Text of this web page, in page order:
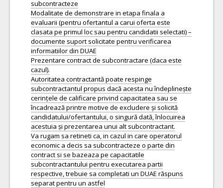
subcontracteze
Modalitate de demonstrare in etapa finala a
evaluarii (pentru ofertantul a carui oferta este
clasata pe primul loc sau pentru candidatii selectati) –
documente suport solicitate pentru verificarea
informatiilor din DUAE
Prezentare contract de subcontractare (daca este
cazul).
Autoritatea contractantă poate respinge
subcontractantul propus dacă acesta nu îndeplinește
cerințele de calificare privind capacitatea sau se
încadrează printre motive de excludere și solicită
candidatului/ofertantului, o singură dată, înlocuirea
acestuia și prezentarea unui alt subcontractant.
Va rugam sa retineti ca, in cazul in care operatorul
economic a decis sa subcontracteze o parte din
contract si se bazeaza pe capacitatile
subcontractantului pentru executarea partii
respective, trebuie sa completati un DUAE răspuns
separat pentru un astfel